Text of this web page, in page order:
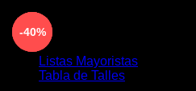
Saltar
al
contenido
ENVÍO GRATIS PARA
$190.000 - 3 Y 6 CUOTAS
Listas Mayoristas
Tabla de Talles
-22%
-22%
-40%
-40%